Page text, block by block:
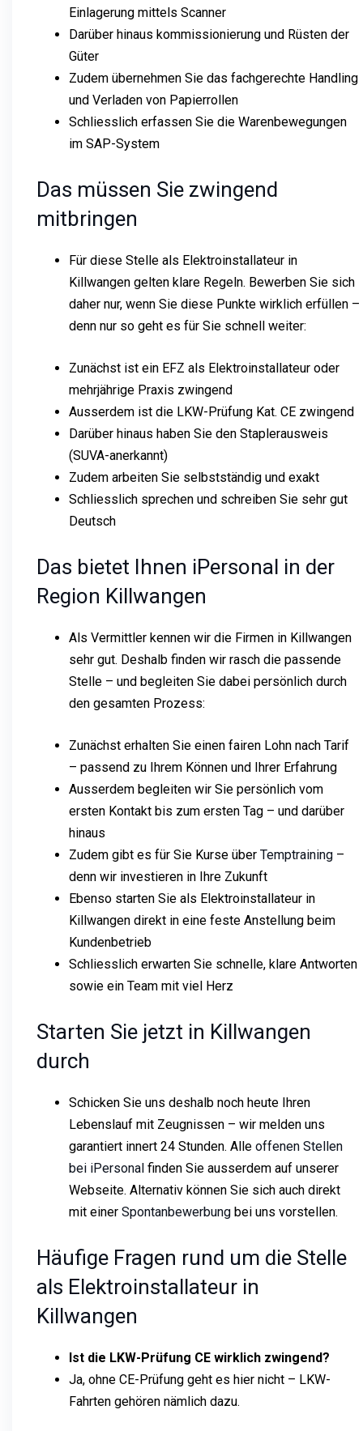
Einlagerung mittels Scanner
Darüber hinaus kommissionierung und Rüsten der
Güter
Zudem übernehmen Sie das fachgerechte Handling
und Verladen von Papierrollen
Schliesslich erfassen Sie die Warenbewegungen
im SAP-System
Das müssen Sie zwingend
mitbringen
Für diese Stelle als Elektroinstallateur in
Killwangen gelten klare Regeln. Bewerben Sie sich
daher nur, wenn Sie diese Punkte wirklich erfüllen –
denn nur so geht es für Sie schnell weiter:
Zunächst ist ein EFZ als Elektroinstallateur oder
mehrjährige Praxis zwingend
Ausserdem ist die LKW-Prüfung Kat. CE zwingend
Darüber hinaus haben Sie den Staplerausweis
(SUVA-anerkannt)
Zudem arbeiten Sie selbstständig und exakt
Schliesslich sprechen und schreiben Sie sehr gut
Deutsch
Das bietet Ihnen iPersonal in der
Region Killwangen
Als Vermittler kennen wir die Firmen in Killwangen
sehr gut. Deshalb finden wir rasch die passende
Stelle – und begleiten Sie dabei persönlich durch
den gesamten Prozess:
Zunächst erhalten Sie einen fairen Lohn nach Tarif
– passend zu Ihrem Können und Ihrer Erfahrung
Ausserdem begleiten wir Sie persönlich vom
ersten Kontakt bis zum ersten Tag – und darüber
hinaus
Zudem gibt es für Sie Kurse über Temptraining –
denn wir investieren in Ihre Zukunft
Ebenso starten Sie als Elektroinstallateur in
Killwangen direkt in eine feste Anstellung beim
Kundenbetrieb
Schliesslich erwarten Sie schnelle, klare Antworten
sowie ein Team mit viel Herz
Starten Sie jetzt in Killwangen
durch
Schicken Sie uns deshalb noch heute Ihren
Lebenslauf mit Zeugnissen – wir melden uns
garantiert innert 24 Stunden. Alle offenen Stellen
bei iPersonal finden Sie ausserdem auf unserer
Webseite. Alternativ können Sie sich auch direkt
mit einer Spontanbewerbung bei uns vorstellen.
Häufige Fragen rund um die Stelle
als Elektroinstallateur in
Killwangen
Ist die LKW-Prüfung CE wirklich zwingend?
Ja, ohne CE-Prüfung geht es hier nicht – LKW-
Fahrten gehören nämlich dazu.